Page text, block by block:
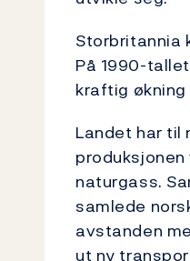
Storbritannia
På 1990-
kraftig
Landet har
naturgass.
samlede
avstanden
ut ny